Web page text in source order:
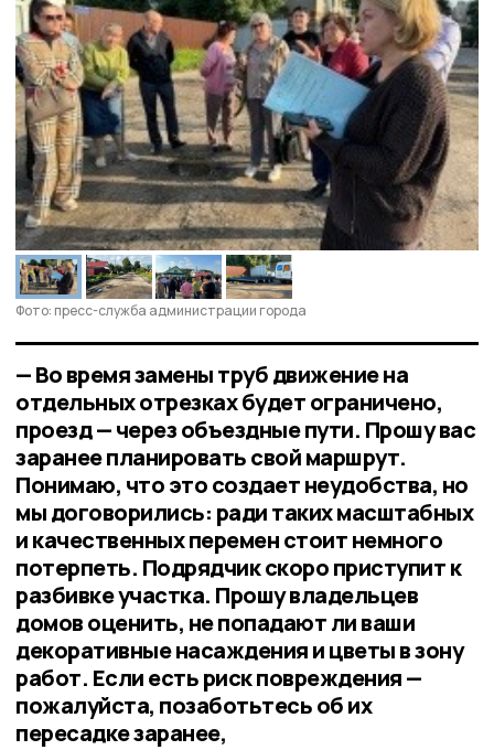
Фото: пресс-служба администрации города
— Во время замены труб движение на
отдельных отрезках будет ограничено,
проезд — через объездные пути. Прошу вас
заранее планировать свой маршрут.
Понимаю, что это создает неудобства, но
мы договорились: ради таких масштабных
и качественных перемен стоит немного
потерпеть. Подрядчик скоро приступит к
разбивке участка. Прошу владельцев
домов оценить, не попадают ли ваши
декоративные насаждения и цветы в зону
работ. Если есть риск повреждения —
пожалуйста, позаботьтесь об их
пересадке заранее,